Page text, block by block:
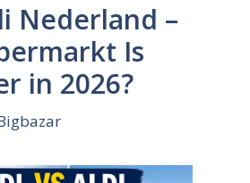
Nederland –
Is
in 2026?